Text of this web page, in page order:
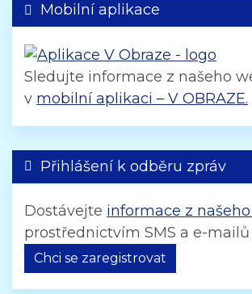
Mobilní aplikace
Sledujte informace z našeho
v mobilní aplikaci – V OBRAZE.
Přihlášení k odběru zpráv
Dostávejte informace z
prostřednictvím SMS a e-mailů
Chci se zaregistrovat